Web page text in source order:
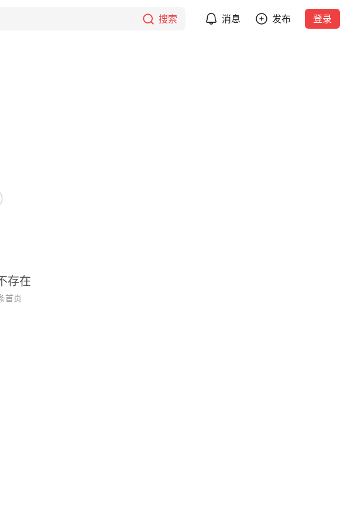
搜索 消息 发布 登录
存在
首页